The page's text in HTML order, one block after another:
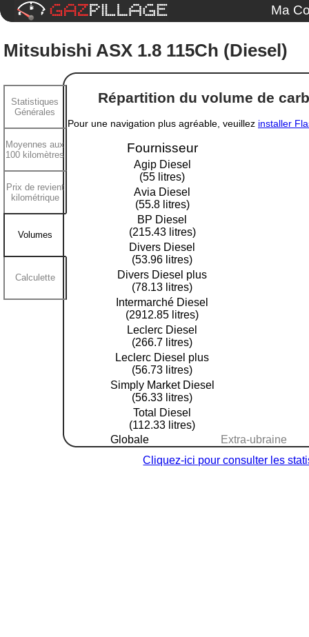
Ma
Mitsubishi ASX 1.8 115Ch (Diesel)
Répartition du volume de
Pour une navigation plus agréable, veuillez installer
Fournisseur
Agip Diesel
(55 litres)
Avia Diesel
(55.8 litres)
BP Diesel
(215.43 litres)
Divers Diesel
(53.96 litres)
Divers Diesel plus
(78.13 litres)
Intermarché Diesel
(2912.85 litres)
Leclerc Diesel
(266.7 litres)
Leclerc Diesel plus
(56.73 litres)
Simply Market Diesel
(56.33 litres)
Total Diesel
(112.33 litres)
Extra-ubraine
Globale
Statistiques
Générales
Moyennes aux
100 kilomètres
Prix de revient
kilométrique
Volumes
Calculette
Cliquez-ici pour consulter les